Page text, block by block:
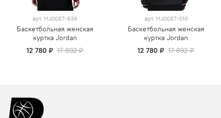
арт. HJ0087-636
Баскетбольная женская
куртка Jordan
12 780 ₽ 17 892 ₽
арт. HJ0087-010
Баскетбольная женская
куртка Jordan
12 780 ₽ 17 892 ₽